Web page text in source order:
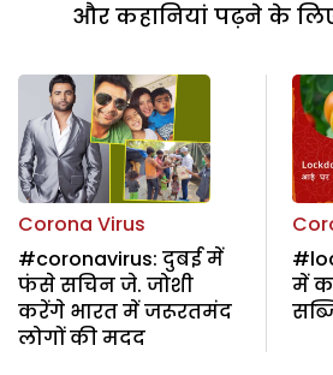
और कहानियां पढ़ने के
Corona Virus
#coronavirus: दुबई में
फंसे सचिन जे. जोशी
करेंगे भारत में जरूरतमंद
लोगों की मदद
में